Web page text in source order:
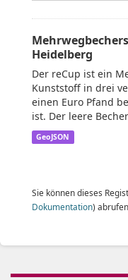
Heidelberg
Der reCup ist ein
Kunststoff in drei
einen Euro Pfand
ist. Der leere
GeoJSON
Sie können dieses
Dokumentation)